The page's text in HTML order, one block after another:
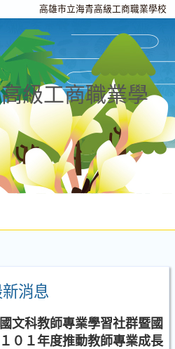
高雄市立海青高級工商職業學校
級工商職業學
消息
文科教師專業學習社群暨國
０１年度推動教師專業成長